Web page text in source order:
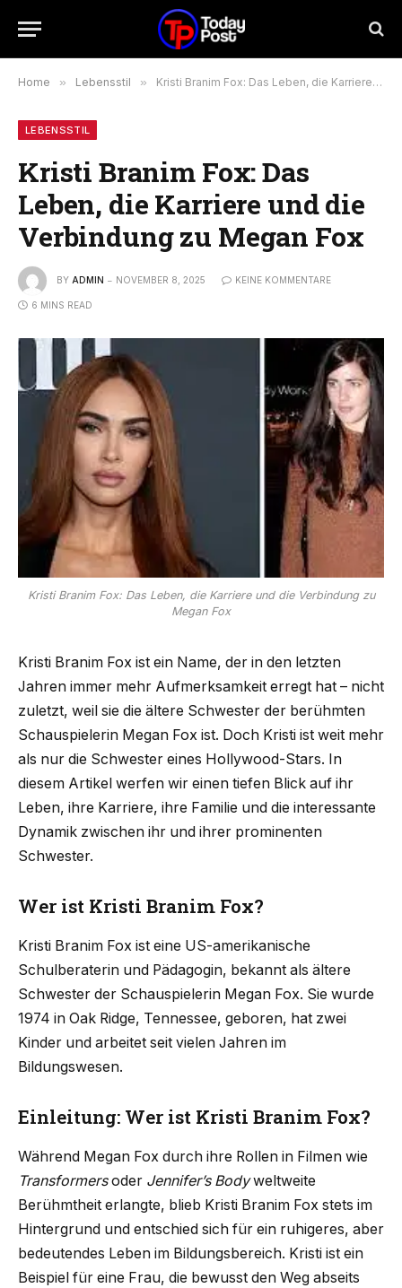
Home » Lebensstil » Kristi Branim Fox: Das Leben, die Karriere und die Verbindung zu Megan Fox
LEBENSSTIL
Kristi Branim Fox: Das
Leben, die Karriere und die
Verbindung zu Megan Fox
BY ADMIN NOVEMBER 8, 2025 KEINE KOMMENTARE
6 MINS READ
Kristi Branim Fox: Das Leben, die Karriere und die Verbindung zu
Megan Fox
Kristi Branim Fox ist ein Name, der in den letzten
Jahren immer mehr Aufmerksamkeit erregt hat – nicht
zuletzt, weil sie die ältere Schwester der berühmten
Schauspielerin Megan Fox ist. Doch Kristi ist weit mehr
als nur die Schwester eines Hollywood-Stars. In
diesem Artikel werfen wir einen tiefen Blick auf ihr
Leben, ihre Karriere, ihre Familie und die interessante
Dynamik zwischen ihr und ihrer prominenten
Schwester.
Wer ist Kristi Branim Fox?
Kristi Branim Fox ist eine US-amerikanische
Schulberaterin und Pädagogin, bekannt als ältere
Schwester der Schauspielerin Megan Fox. Sie wurde
1974 in Oak Ridge, Tennessee, geboren, hat zwei
Kinder und arbeitet seit vielen Jahren im
Bildungswesen.
Einleitung: Wer ist Kristi Branim Fox?
Während Megan Fox durch ihre Rollen in Filmen wie
Transformersoder Jennifer’s Bodyweltweite
Berühmtheit erlangte, blieb Kristi Branim Fox stets im
Hintergrund und entschied sich für ein ruhigeres, aber
bedeutendes Leben im Bildungsbereich. Kristi ist ein
Beispiel für eine Frau, die bewusst den Weg abseits